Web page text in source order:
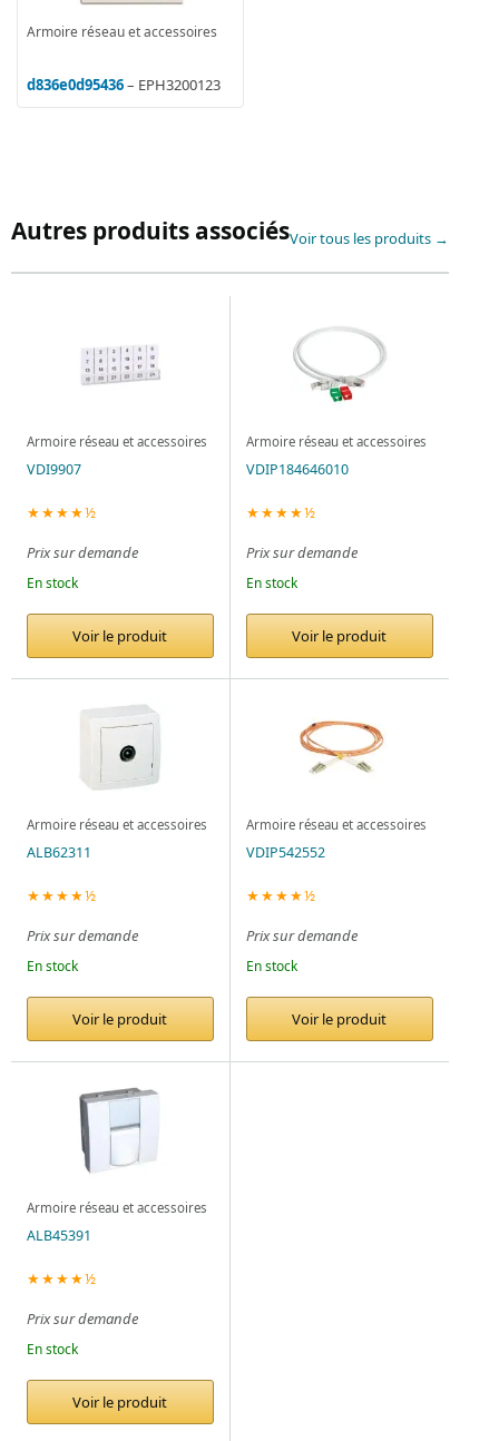
Armoire réseau et accessoires
d836e0d95436– EPH3200123
Autres produits associésVoir tous les produits →
Armoire réseau et accessoires
VDI9907
★★★★½
Prix sur demande
En stock
Voir le produit
Armoire réseau et accessoires
VDIP184646010
★★★★½
Prix sur demande
En stock
Voir le produit
Armoire réseau et accessoires
ALB62311
★★★★½
Prix sur demande
En stock
Voir le produit
Armoire réseau et accessoires
VDIP542552
★★★★½
Prix sur demande
En stock
Voir le produit
Armoire réseau et accessoires
ALB45391
★★★★½
Prix sur demande
En stock
Voir le produit